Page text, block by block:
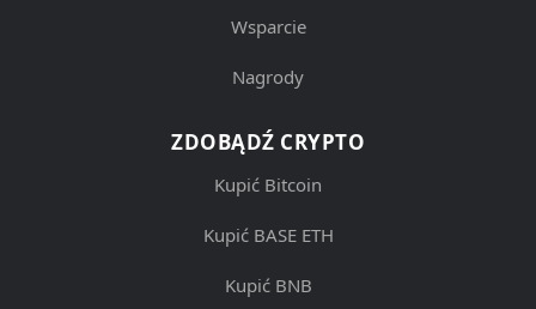
Wsparcie
Nagrody
ZDOBĄDŹ CRYPTO
Kupić Bitcoin
Kupić BASE ETH
Kupić BNB